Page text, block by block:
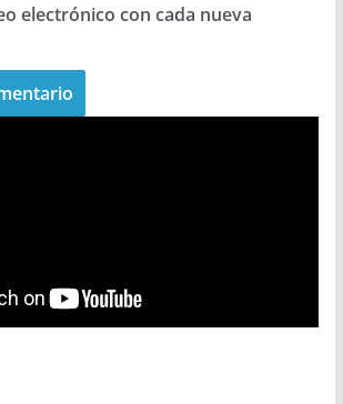
electrónico con cada nueva